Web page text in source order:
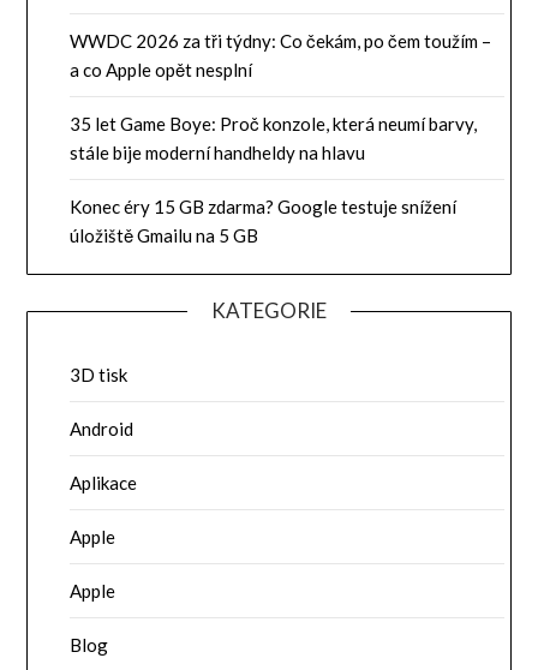
WWDC 2026 za tři týdny: Co čekám, po čem toužím –
a co Apple opět nesplní
35 let Game Boye: Proč konzole, která neumí barvy,
stále bije moderní handheldy na hlavu
Konec éry 15 GB zdarma? Google testuje snížení
úložiště Gmailu na 5 GB
KATEGORIE
3D tisk
Android
Aplikace
Apple
Apple
Blog